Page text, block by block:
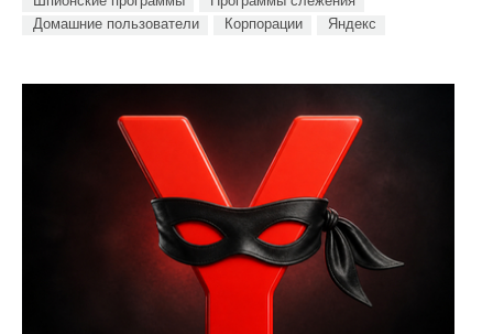
Домашние пользователи
Корпорации Яндекс